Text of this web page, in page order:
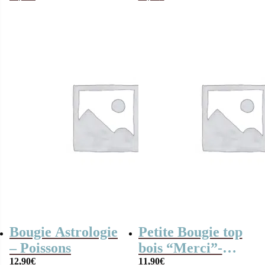
Bougie Astrologie
– Poissons
12,90€
Petite Bougie top
bois “Merci”-
11,90€